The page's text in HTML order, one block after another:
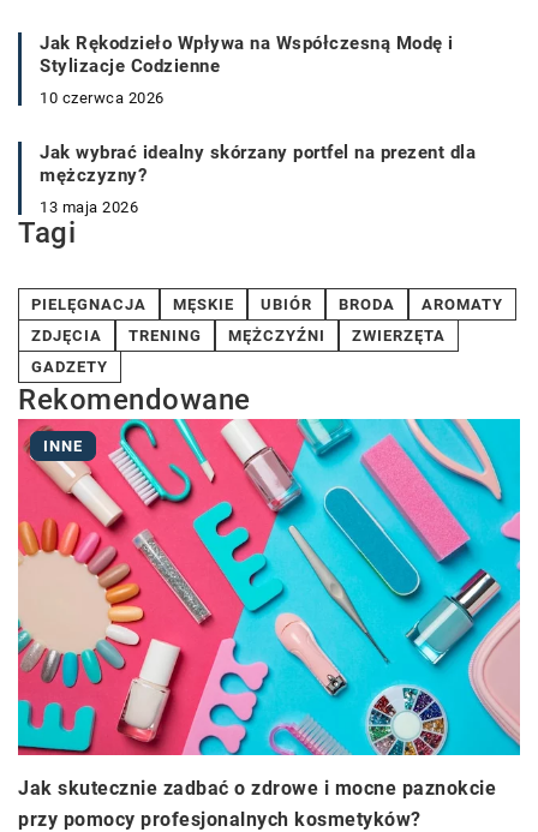
Jak Rękodzieło Wpływa na Współczesną Modę i
Stylizacje Codzienne
10 czerwca 2026
Jak wybrać idealny skórzany portfel na prezent dla
mężczyzny?
13 maja 2026
Tagi
PIELĘGNACJA MĘSKIE UBIÓR BRODA
AROMATY
ZDJĘCIA
TRENING MĘŻCZYŹNI
ZWIERZĘTA
GADZETY
Rekomendowane
INNE
Jak skutecznie zadbać o zdrowe i mocne paznokcie
przy pomocy profesjonalnych kosmetyków?